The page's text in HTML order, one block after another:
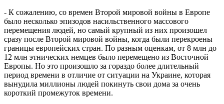
- К сожалению, со времен Второй мировой войны в Европе
было несколько эпизодов насильственного массового
перемещения людей, но самый крупный из них произошел
сразу после Второй мировой войны, когда были перекроены
границы европейских стран. По разным оценкам, от 8 млн до
12 млн этнических немцев было перемещено из Восточной
Европы. Но это произошло за гораздо более длительный
период времени в отличие от ситуации на Украине, которая
вынудила миллионы людей покинуть свои дома за очень
короткий промежуток времени.